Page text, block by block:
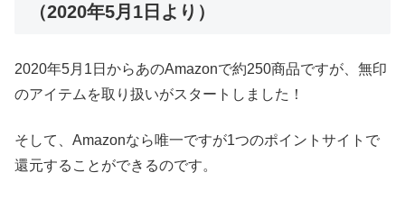
（2020年5月1日より）
2020年5月1日からあのAmazonで約250商品ですが、無印
のアイテムを取り扱いがスタートしました！
そして、Amazonなら唯一ですが1つのポイントサイトで
還元することができるのです。